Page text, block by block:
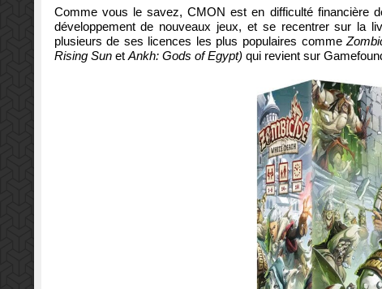
Comme vous le savez, CMON est en difficulté financière
développement de nouveaux jeux, et se recentrer sur la
plusieurs de ses licences les plus populaires comme
Rising Sunet Ankh: Gods of Egypt) qui revient sur